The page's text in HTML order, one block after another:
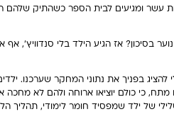
עשר ומגיעים לבית הספר כשהתיק שלהם
בסיכון? אז הגיע הילד בלי
להציג בפניך את נתוני המחקר שערכנו.
מתח, כי כולם יוציאו ארוחה ולהם לא
של ילד שמפסיד חומר לימודי, תהליך